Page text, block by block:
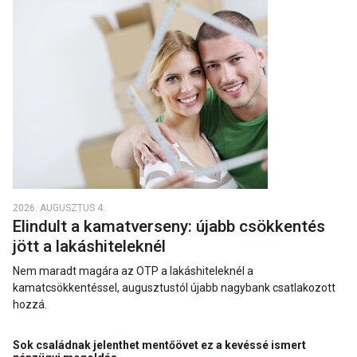
2026. AUGUSZTUS 4.
Elindult a kamatverseny: újabb csökkentés
jött a lakáshiteleknél
Nem maradt magára az OTP a lakáshiteleknél a
kamatcsökkentéssel, augusztustól újabb nagybank csatlakozott
hozzá.
Sok családnak jelenthet mentőövet ez a kevéssé ismert